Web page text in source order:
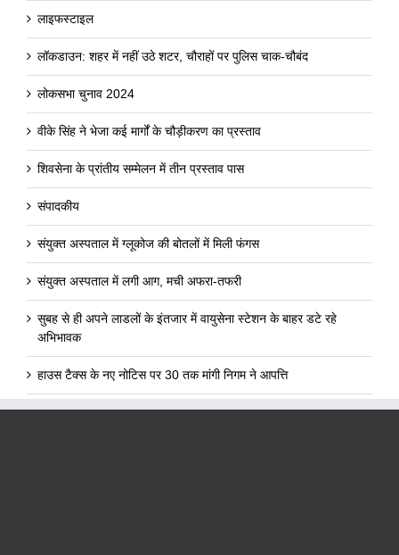
लाइफस्टाइल
लॉकडाउन: शहर में नहीं उठे शटर, चौराहों पर पुलिस चाक-चौबंद
लोकसभा चुनाव 2024
वीके सिंह ने भेजा कई मार्गों के चौड़ीकरण का प्रस्ताव
शिवसेना के प्रांतीय सम्मेलन में तीन प्रस्ताव पास
संपादकीय
संयुक्त अस्पताल में ग्लूकोज की बोतलों में मिली फंगस
संयुक्त अस्पताल में लगी आग, मची अफरा-तफरी
सुबह से ही अपने लाडलों के इंतजार में वायुसेना स्टेशन के बाहर डटे रहे
अभिभावक
हाउस टैक्स के नए नोटिस पर 30 तक मांगी निगम ने आपत्ति